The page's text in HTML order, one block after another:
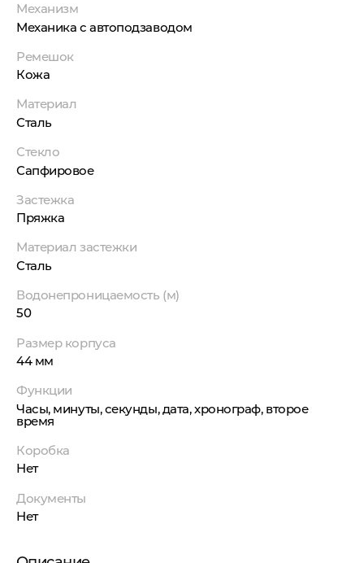
Механизм
Механика с автоподзаводом
Ремешок
Кожа
Материал
Сталь
Стекло
Сапфировое
Застежка
Пряжка
Материал застежки
Сталь
Водонепроницаемость (м)
50
Размер корпуса
44 мм
Функции
Часы, минуты, секунды, дата, хронограф, второе
время
Коробка
Нет
Документы
Нет